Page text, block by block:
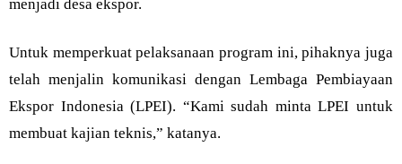
menjadi desa ekspor.
Untuk memperkuat pelaksanaan program ini, pihaknya juga
telah menjalin komunikasi dengan Lembaga Pembiayaan
Ekspor Indonesia (LPEI). “Kami sudah minta LPEI untuk
membuat kajian teknis,” katanya.